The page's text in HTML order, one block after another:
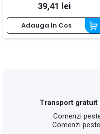
Pret
39,41 lei
Adauga In Cos
Transport
Comenzi
Comenzi peste